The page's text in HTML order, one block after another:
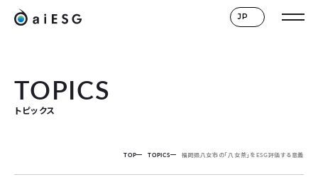
JP
TOPICS
トピックス
TOP TOPICS 福岡県八女市の「八女茶」をESG評価する意義